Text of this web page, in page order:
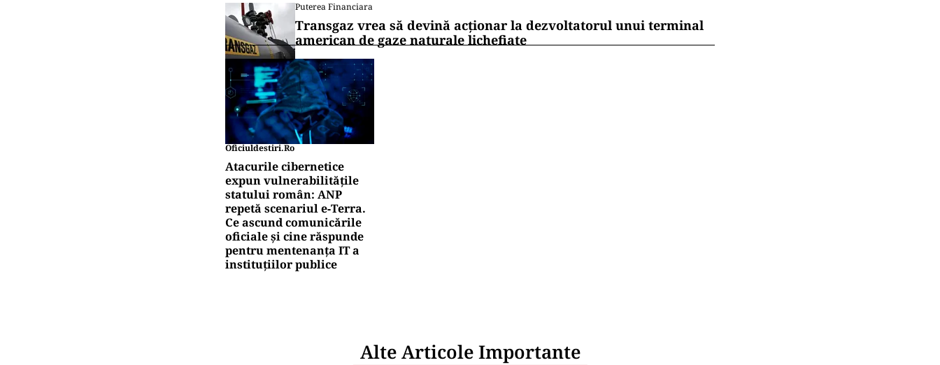
Puterea Financiara
Transgaz vrea să devină acționar la dezvoltatorul unui terminal
american de gaze naturale lichefiate
Oficiuldestiri.ro
Atacurile cibernetice
expun vulnerabilitățile
statului român: ANP
repetă scenariul e‑Terra.
Ce ascund comunicările
oficiale și cine răspunde
pentru mentenanța IT a
instituțiilor publice
Alte Articole Importante